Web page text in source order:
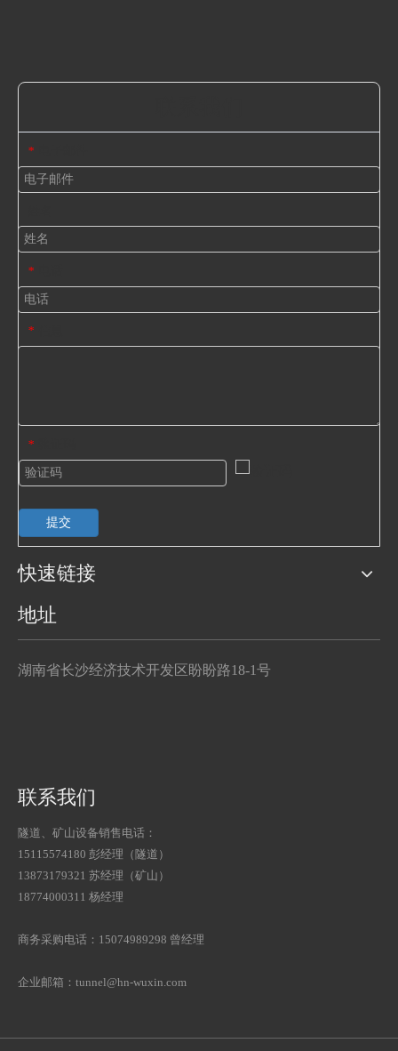
*
*
*
*
提交
快速链接
地址
湖南省长沙经济技术开发区盼盼路18-1号
联系我们
隧道、矿山设备销售电话：
15115574180 彭经理（隧道）
13873179321 苏经理（矿山）
18774000311 杨经理
商务采购电话：15074989298 曾经理
企业邮箱：tunnel@hn-wuxin.com